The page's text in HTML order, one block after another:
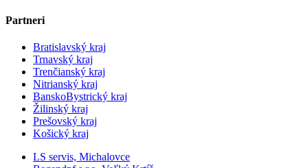
Partneri
Bratislavský kraj
Trnavský kraj
Trenčianský kraj
Nitrianský kraj
BanskoBystrický kraj
Žilinský kraj
Prešovský kraj
Košický kraj
LS servis, Michalovce